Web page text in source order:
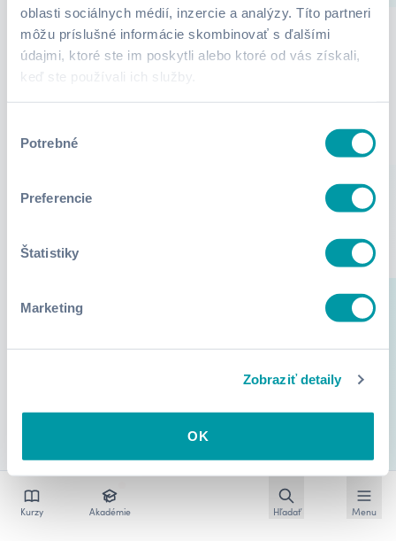
oblasti sociálnych médií, inzercie a analýzy. Títo partneri
môžu príslušné informácie skombinovať s ďalšími
údajmi, ktoré ste im poskytli alebo ktoré od vás získali,
keď ste používali ich služby.
súhlasu
Potrebné
Preferencie
Štatistiky
Marketing
Zobraziť detaily
OK
Lektor zatiaľ nepridali žiadne informácie.
Kurzy Akadémie Hľadať Menu